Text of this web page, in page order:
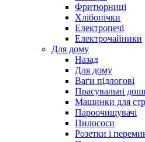
Фритюрниці
Хлібопічки
Електропечі
Електрочайники
Для дому
Назад
Для дому
Ваги підлогові
Прасувальні
Машинки для
Пароочищувачі
Пилососи
Розетки і